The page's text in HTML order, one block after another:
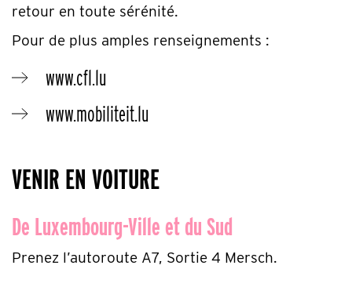
retour en toute sérénité.
Pour de plus amples renseignements :
www.cfl.lu
www.mobiliteit.lu
VENIR EN VOITURE
De Luxembourg-Ville et du Sud
Prenez l’autoroute A7, Sortie 4 Mersch.